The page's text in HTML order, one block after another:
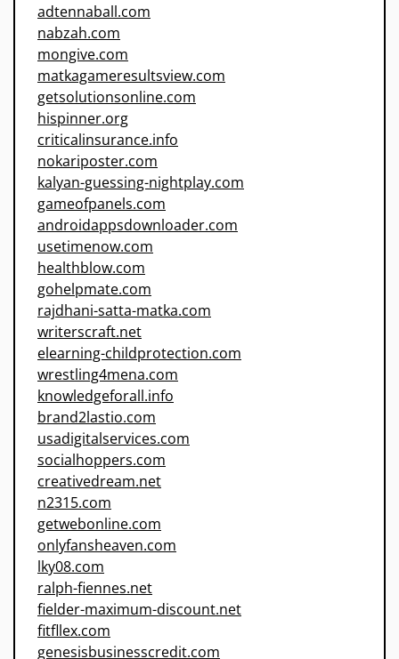
adtennaball.com
nabzah.com
mongive.com
matkagameresultsview.com
getsolutionsonline.com
hispinner.org
criticalinsurance.info
nokariposter.com
kalyan-guessing-nightplay.com
gameofpanels.com
androidappsdownloader.com
usetimenow.com
healthblow.com
gohelpmate.com
rajdhani-satta-matka.com
writerscraft.net
elearning-childprotection.com
wrestling4mena.com
knowledgeforall.info
brand2lastio.com
usadigitalservices.com
socialhoppers.com
creativedream.net
n2315.com
getwebonline.com
onlyfansheaven.com
lky08.com
ralph-fiennes.net
fielder-maximum-discount.net
fitfllex.com
genesisbusinesscredit.com